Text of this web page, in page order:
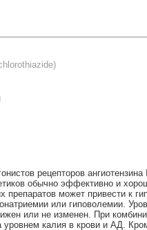
рецепторов
обычно эффективно и
препаратов может привести к
или гиповолемии.
или не изменен. При
калия в крови и АД.